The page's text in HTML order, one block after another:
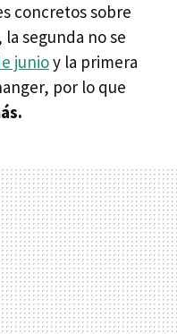
concretos sobre
segunda no se
junioy la primera
por lo que